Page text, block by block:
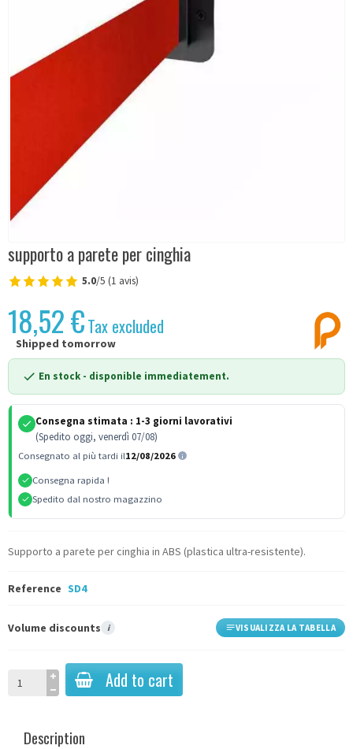
supporto a parete per cinghia
5.0/5 (1 avis)
18,52 €Tax excluded
Shipped tomorrow
En stock - disponible immediatement.
Consegna stimata : 1-3 giorni lavorativi
(Spedito oggi, venerdì 07/08)
Consegnato al più tardi il12/08/2026
Consegna rapida !
Spedito dal nostro magazzino
Supporto a parete per cinghia in ABS (plastica ultra-resistente).
Reference SD4
Volume discounts i VISUALIZZA LA TABELLA
Add to cart
Description